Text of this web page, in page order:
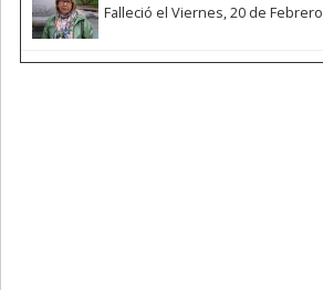
Falleció el Viernes, 20 de